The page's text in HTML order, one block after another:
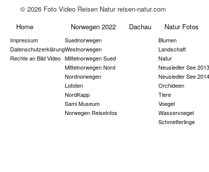
© 2026 Foto Video Reisen Natur reisen-natur.com
Home
Impressum
Datenschutzerklärung
Rechte an Bild Video
Norwegen 2022
Suednorwegen
Westnorwegen
Mittelnorwegen Sued
Mittelnorwegen Nord
Nordnorwegen
Lofoten
NordKapp
Sami Museum
Norwegen Reiseinfos
Dachau Natur Fotos
Blumen
Landschaft
Natur
Neusiedler See 2013
Neusiedler See 2014
Orchideen
Tiere
Voegel
Wasservoegel
Schmetterlinge